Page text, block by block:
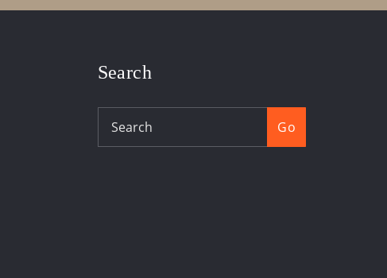
Search
Go